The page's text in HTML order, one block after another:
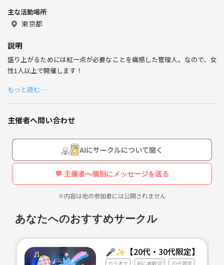
主な活動場所
東京都
説明
盛り上がるためには紅一点が必要なことを痛感した管理人。なので、女
性1人以上で開催します！
もっと読む…
主催者へ問い合わせ
AIにサークルについて聞く
💬 主催者へ個別にメッセージを送る
※内容は他の参加者には公開されません
あなたへのおすすめサークル
🎤✨【20代・30代限定】都内
カラオケ 初心者歓迎 20代限定